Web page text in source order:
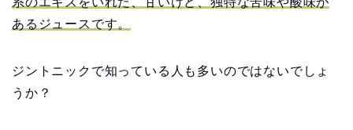
あるジュースです。
ジントニックで知っている人も多いのではないでしょ
うか？